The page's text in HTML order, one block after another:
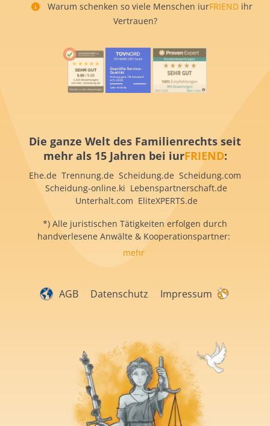
Warum schenken so viele Menschen iurFRIEND ihr
Vertrauen?
Die ganze Welt des Familienrechts seit
mehr als 15 Jahren bei iurFRIEND:
Ehe.de Trennung.de Scheidung.de Scheidung.com
Scheidung-online.ki Lebenspartnerschaft.de
Unterhalt.com EliteXPERTS.de
*) Alle juristischen Tätigkeiten erfolgen durch
handverlesene Anwälte & Kooperationspartner:
mehr
AGB Datenschutz Impressum